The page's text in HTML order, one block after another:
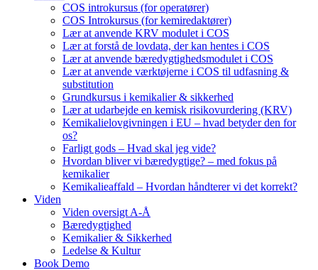
COS introkursus (for operatører)
COS Introkursus (for kemiredaktører)
Lær at anvende KRV modulet i COS
Lær at forstå de lovdata, der kan hentes i COS
Lær at anvende bæredygtighedsmodulet i COS
Lær at anvende værktøjerne i COS til udfasning &
substitution
Grundkursus i kemikalier & sikkerhed
Lær at udarbejde en kemisk risikovurdering (KRV)
Kemikalielovgivningen i EU – hvad betyder den for
os?
Farligt gods – Hvad skal jeg vide?
Hvordan bliver vi bæredygtige? – med fokus på
kemikalier
Kemikalieaffald – Hvordan håndterer vi det korrekt?
Viden
Viden oversigt A-Å
Bæredygtighed
Kemikalier & Sikkerhed
Ledelse & Kultur
Book Demo